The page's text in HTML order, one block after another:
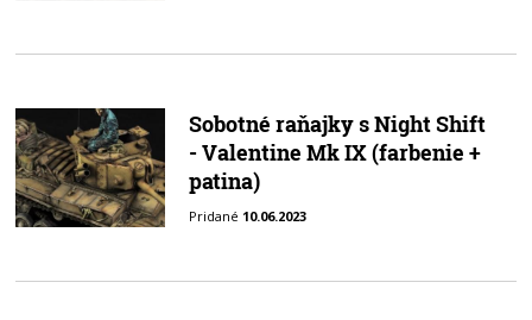
Sobotné raňajky s Night Shift
- Valentine Mk IX (farbenie +
patina)
Pridané 10.06.2023